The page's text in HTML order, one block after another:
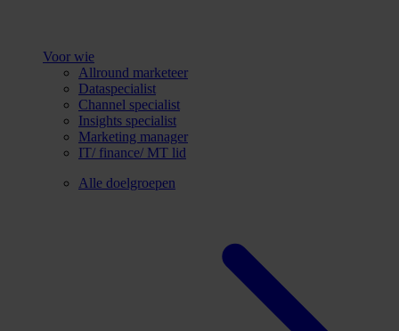
Voor wie
Allround marketeer
Dataspecialist
Channel specialist
Insights specialist
Marketing manager
IT/ finance/ MT lid
Alle doelgroepen